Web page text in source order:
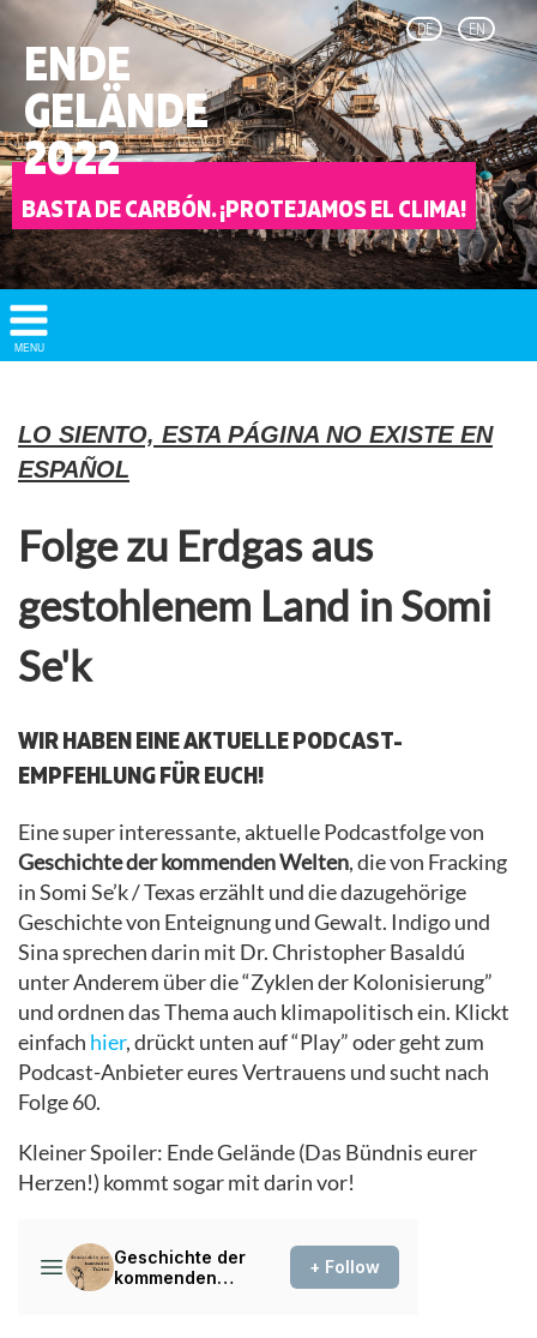
DE EN
ENDE
GELÄNDE
2022
BASTA DE CARBÓN. ¡PROTEJAMOS EL CLIMA!
Show/
Hide
MENU
LO SIENTO, ESTA PÁGINA NO EXISTE EN
ESPAÑOL
Folge zu Erdgas aus
gestohlenem Land in Somi
Se'k
WIR HABEN EINE AKTUELLE PODCAST-
EMPFEHLUNG FÜR EUCH!
Eine super interessante, aktuelle Podcastfolge von
Geschichte der kommenden Welten, die von Fracking
in Somi Se’k / Texas erzählt und die dazugehörige
Geschichte von Enteignung und Gewalt. Indigo und
Sina sprechen darin mit Dr. Christopher Basaldú
unter Anderem über die “Zyklen der Kolonisierung”
und ordnen das Thema auch klimapolitisch ein. Klickt
einfach hier, drückt unten auf “Play” oder geht zum
Podcast-Anbieter eures Vertrauens und sucht nach
Folge 60.
Kleiner Spoiler: Ende Gelände (Das Bündnis eurer
Herzen!) kommt sogar mit darin vor!